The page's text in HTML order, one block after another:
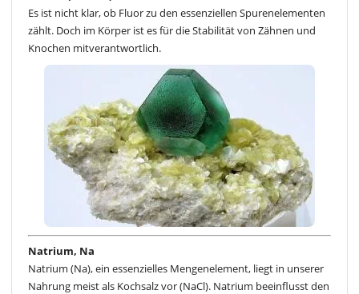
Es ist nicht klar, ob Fluor zu den essenziellen Spurenelementen
zählt. Doch im Körper ist es für die Stabilität von Zähnen und
Knochen mitverantwortlich.
Natrium, Na
Natrium (Na), ein essenzielles Mengenelement, liegt in unserer
Nahrung meist als Kochsalz vor (NaCl). Natrium beeinflusst den